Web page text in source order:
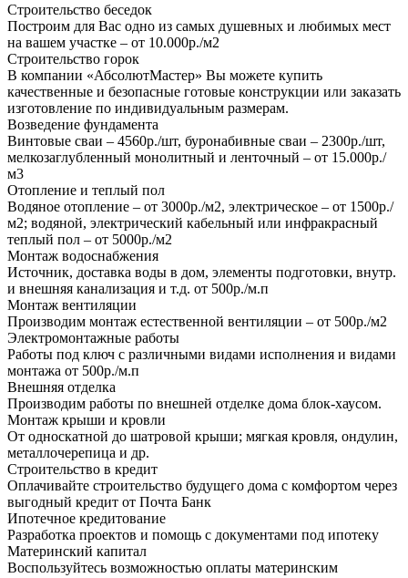
Строительство беседок
Построим для Вас одно из самых душевных и любимых мест
на вашем участке – от 10.000р./м2
Строительство горок
В компании «АбсолютМастер» Вы можете купить
качественные и безопасные готовые конструкции или заказать
изготовление по индивидуальным размерам.
Возведение фундамента
Винтовые сваи – 4560р./шт, буронабивные сваи – 2300р./шт,
мелкозаглубленный монолитный и ленточный – от 15.000р./
м3
Отопление и теплый пол
Водяное отопление – от 3000р./м2, электрическое – от 1500р./
м2; водяной, электрический кабельный или инфракрасный
теплый пол – от 5000р./м2
Монтаж водоснабжения
Источник, доставка воды в дом, элементы подготовки, внутр.
и внешняя канализация и т.д. от 500р./м.п
Монтаж вентиляции
Производим монтаж естественной вентиляции – от 500р./м2
Электромонтажные работы
Работы под ключ с различными видами исполнения и видами
монтажа от 500р./м.п
Внешняя отделка
Производим работы по внешней отделке дома блок-хаусом.
Монтаж крыши и кровли
От односкатной до шатровой крыши; мягкая кровля, ондулин,
металлочерепица и др.
Строительство в кредит
Оплачивайте строительство будущего дома с комфортом через
выгодный кредит от Почта Банк
Ипотечное кредитование
Разработка проектов и помощь с документами под ипотеку
Материнский капитал
Воспользуйтесь возможностью оплаты материнским